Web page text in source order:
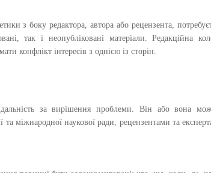
з боку редактора, автора або рецензента,
так і неопубліковані матеріали. Редакційна
конфлікт інтересів з однією із сторін.
за вирішення проблеми. Він або вона
міжнародної наукової ради, рецензентами та